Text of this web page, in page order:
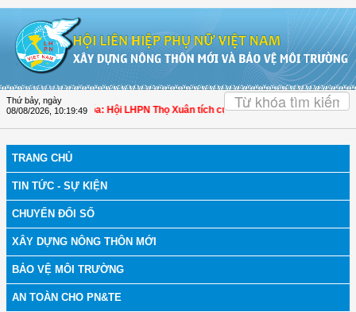
Thứ bảy, ngày
08/08/2026 10:19:50
| Thanh Hóa: Hội LHPN Thọ Xuân tích cực góp phần nâng cao tỷ lệ
TRANG CHỦ
TIN TỨC - SỰ KIỆN
CHUYỂN ĐỔI SỐ
XÂY DỰNG NÔNG THÔN MỚI
BẢO VỆ MÔI TRƯỜNG
AN TOÀN CHO PN&TE
OK